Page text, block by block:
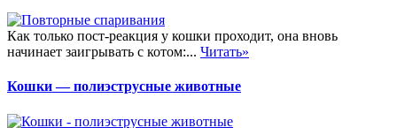
Как только пост-реакция у кошки проходит, она вновь
начинает заигрывать с котом:... Читать»
Кошки — полиэструсные животные